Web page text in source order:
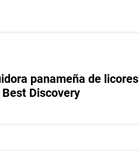
panameña de licores
Discovery